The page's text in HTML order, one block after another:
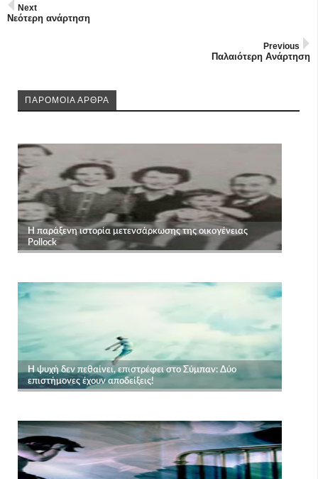
Next
Νεότερη ανάρτηση
Previous
Παλαιότερη Ανάρτηση
ΠΑΡΟΜΟΙΑ ΑΡΘΡΑ